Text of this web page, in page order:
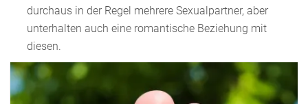
durchaus in der Regel mehrere Sexualpartner, aber
unterhalten auch eine romantische Beziehung mit
diesen.